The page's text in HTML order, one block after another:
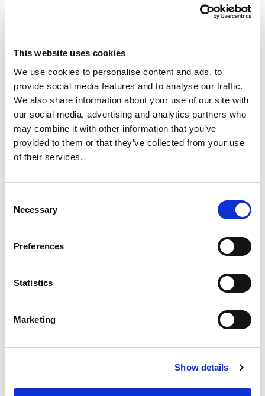
This website uses cookies
We use cookies to personalise content and ads, to
provide social media features and to analyse our traffic.
We also share information about your use of our site with
our social media, advertising and analytics partners who
may combine it with other information that you’ve
provided to them or that they’ve collected from your use
of their services.
Selection
Necessary
Preferences
Statistics
Marketing
Show details
Tijdens de introductie van mijn eerste opleiding
alto’s, eigenheimers … Deze konden niet per se
goed met elkaar overweg. De (leerling)mentoren
negeerden dit, ik denk uit onmacht. Wel werden
we